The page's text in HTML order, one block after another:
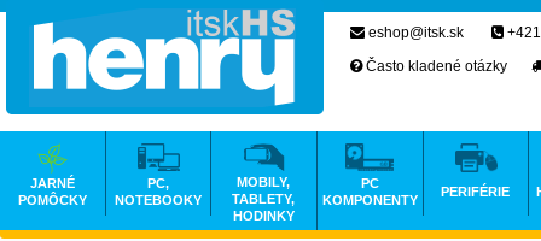
eshop@itsk.sk
Často kladené otázky
JARNÉ
POMÔCKY
PC,
NOTEBOOKY
MOBILY,
TABLETY,
HODINKY
PC
KOMPONENTY
PERIFÉRIE